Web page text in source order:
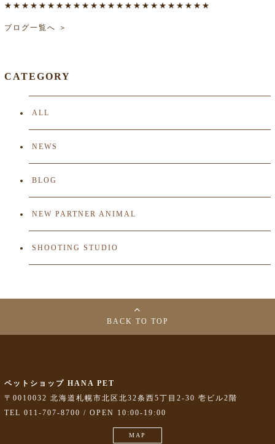
★★★★★★★★★★★★★★★★★★★★★★★★
ブログ一覧へ ＞
CATEGORY
ALL
NEWS
BLOG
NEW PARTNER ANIMAL
SHOOTING STUDIO
BACK TO TOP
ペットショップ HANA PET
〒0010032 北海道札幌市北区北32条西5丁目2-30 壱ビル2階
TEL 011-707-8700 / OPEN 10:00-19:00
MAP